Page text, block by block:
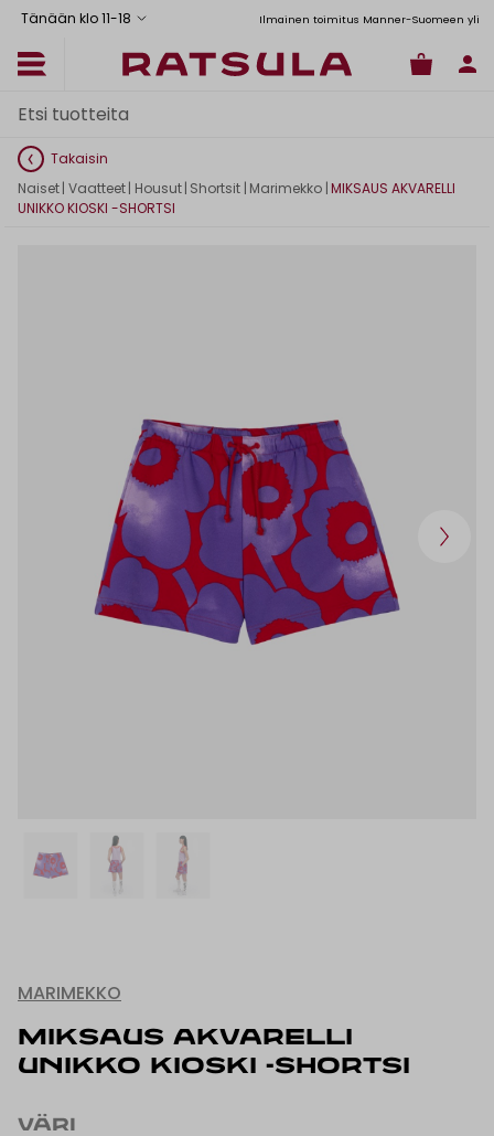
Tänään klo 11-18
Toimituskulut alk. 6,90€ Ilmainen toimitus Manner-Suomeen yli
Takaisin
Naiset| Vaatteet| Housut | Shortsit | Marimekko |MIKSAUS AKVARELLI
UNIKKO KIOSKI -SHORTSI
MARIMEKKO
MIKSAUS AKVARELLI
UNIKKO KIOSKI -SHORTSI
VÄRI